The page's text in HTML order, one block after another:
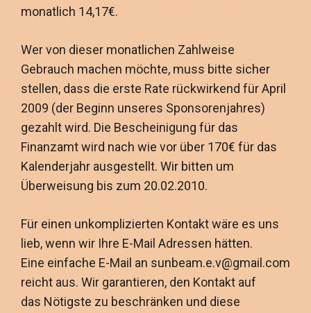
monatlich 14,17€.
Wer von dieser monatlichen Zahlweise
Gebrauch machen möchte, muss bitte sicher
stellen, dass die erste Rate rückwirkend für April
2009 (der Beginn unseres Sponsorenjahres)
gezahlt wird. Die Bescheinigung für das
Finanzamt wird nach wie vor über 170€ für das
Kalenderjahr ausgestellt. Wir bitten um
Überweisung bis zum 20.02.2010.
Für einen unkomplizierten Kontakt wäre es uns
lieb, wenn wir Ihre E-Mail Adressen hätten.
Eine einfache E-Mail an sunbeam.e.v@gmail.com
reicht aus. Wir garantieren, den Kontakt auf
das Nötigste zu beschränken und diese